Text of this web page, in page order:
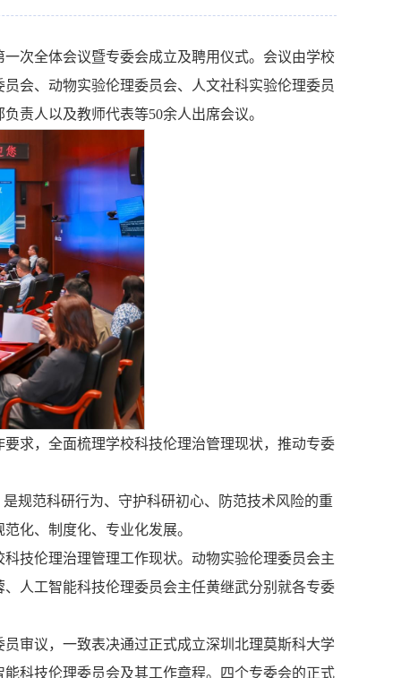
次全体会议暨专委会成立及聘用仪式。会议由学校
会、动物实验伦理委员会、人文社科实验伦理委员
负责人以及教师代表等50余人出席会议。
求，全面梳理学校科技伦理治管理现状，推动专委
规范科研行为、守护科研初心、防范技术风险的重
化、制度化、专业化发展。
技伦理治理管理工作现状。动物实验伦理委员会主
人工智能科技伦理委员会主任黄继武分别就各专委
审议，一致表决通过正式成立深圳北理莫斯科大学
科技伦理委员会及其工作章程。四个专委会的正式